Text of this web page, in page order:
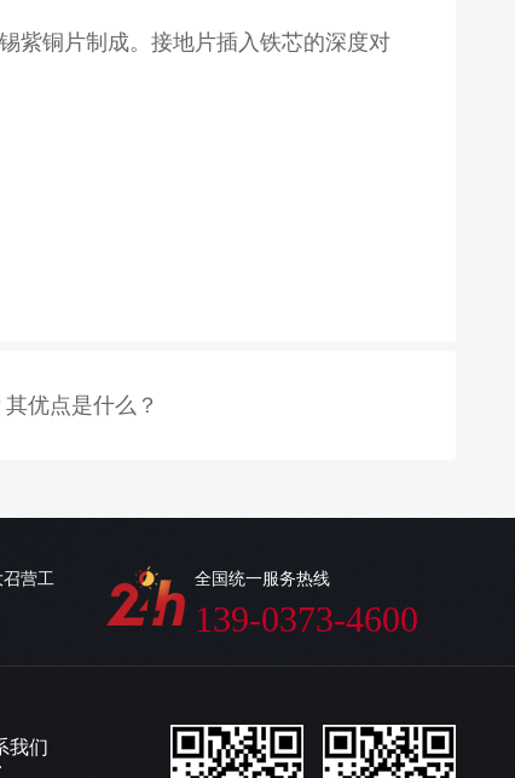
铜片制成。接地片插入铁芯的深度对
优点是什么？
营工
全国统一服务热线
139-0373-4600
我们